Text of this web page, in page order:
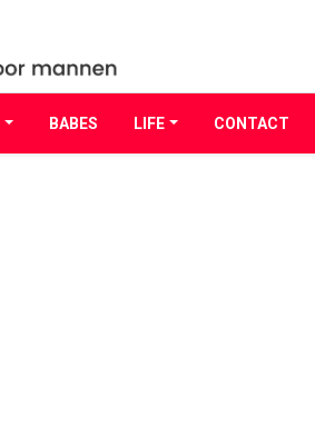
BABES LIFE CONTACT